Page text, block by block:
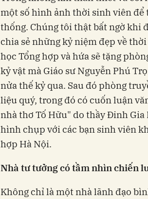
một số hình ảnh thời sinh viên
thống. Chúng tôi thật bất ngờ khi
chia sẻ những kỷ niệm đẹp về
học Tổng hợp và hứa sẽ tặng
kỷ vật mà Giáo sư Nguyễn Phú
nửa thế kỷ qua. Sau đó phòng
liệu quý, trong đó có cuốn luận
nhà thơ Tố Hữu" do thầy Đinh
hình chụp với các bạn sinh viên
hợp Hà Nội.
Nhà tư tưởng có tầm nhìn chiến
Không chỉ là một nhà lãnh đạo